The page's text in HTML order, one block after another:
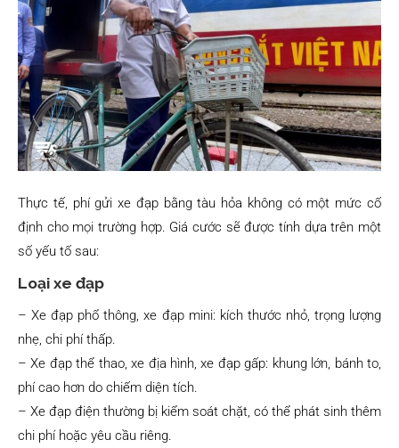
Thực tế, phí gửi xe đạp bằng tàu hỏa không có một mức cố
định cho mọi trường hợp. Giá cước sẽ được tính dựa trên một
số yếu tố sau:
Loại xe đạp
– Xe đạp phổ thông, xe đạp mini: kích thước nhỏ, trọng lượng
nhẹ, chi phí thấp.
– Xe đạp thể thao, xe địa hình, xe đạp gấp: khung lớn, bánh to,
phí cao hơn do chiếm diện tích.
– Xe đạp điện thường bị kiểm soát chặt, có thể phát sinh thêm
chi phí hoặc yêu cầu riêng.